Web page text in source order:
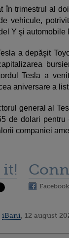
în trimestrul al
vehicule,
Y şi automobile
a depăşit
Tesla a
aniversare a
general al
de dolari
companiei
it!
Facebook
iBani , 12 august